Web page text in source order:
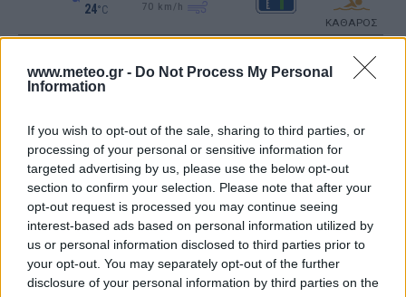
www.meteo.gr - Do Not Process My Personal
Information
If you wish to opt-out of the sale, sharing to third parties, or
processing of your personal or sensitive information for
targeted advertising by us, please use the below opt-out
section to confirm your selection. Please note that after your
opt-out request is processed you may continue seeing
interest-based ads based on personal information utilized by
us or personal information disclosed to third parties prior to
your opt-out. You may separately opt-out of the further
disclosure of your personal information by third parties on the
24°C 70 km/h
ΚΑΘΑΡΟΣ
12:00
45 Km/h
15:00
33°C
24°C
5 Μπφ B
35 Km/h
km/h
ΚΑΘΑΡΟΣ
31
24
5 Μπφ B
55 km/h
ΚΑΘΑΡΟΣ